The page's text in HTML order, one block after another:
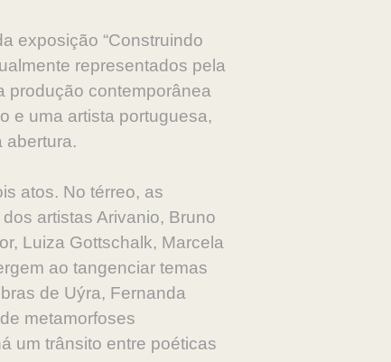
exposição “Construindo
representados pela
produção contemporânea
e uma artista portuguesa,
abertura.
atos. No térreo, as
artistas Arivanio, Bruno
Luiza Gottschalk, Marcela
ao tangenciar temas
de Uýra, Fernanda
metamorfoses
um trânsito entre poéticas